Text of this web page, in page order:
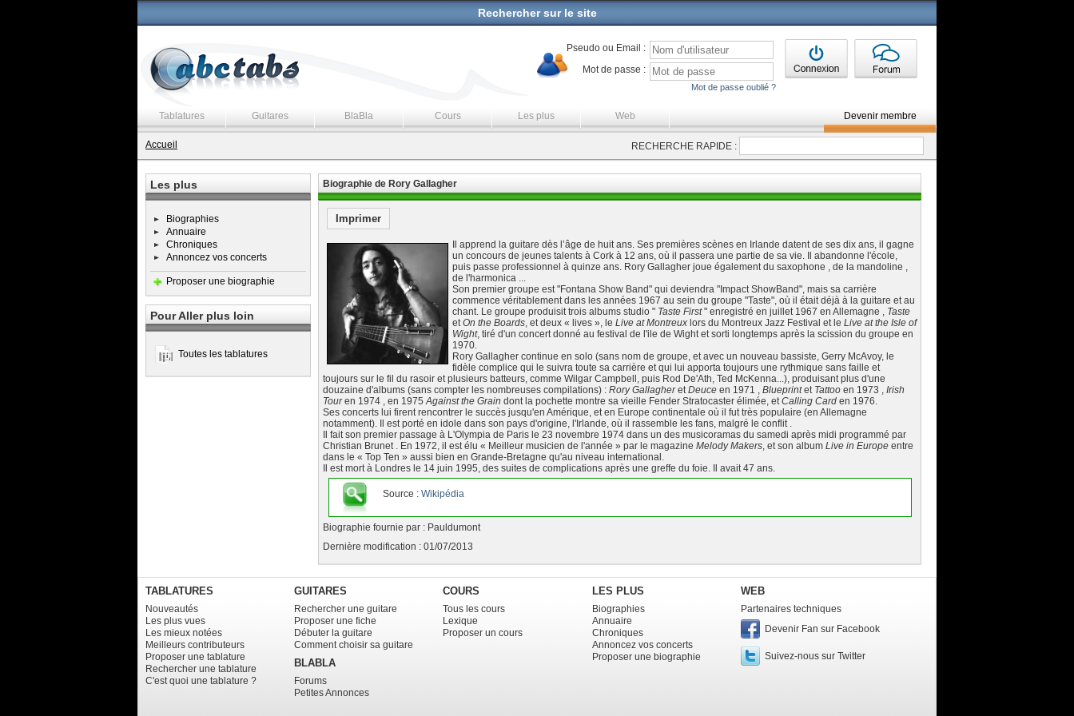
Rechercher sur le site
Pseudo ou Email :
Mot de passe :
Mot de passe oublié ?
Tablatures Guitares BlaBla Cours Les plus Web Devenir membre
Accueil RECHERCHE RAPIDE :
Les plus
Biographies
Annuaire
Chroniques
Annoncez vos concerts
Proposer une biographie
Pour Aller plus loin
Toutes les tablatures
Biographie de Rory Gallagher
Imprimer
Il apprend la guitare dès l’âge de huit ans. Ses premières scènes en Irlande datent de ses dix ans, il gagne
un concours de jeunes talents à Cork à 12 ans, où il passera une partie de sa vie. Il abandonne l'école,
puis passe professionnel à quinze ans. Rory Gallagher joue également du saxophone , de la mandoline ,
de l'harmonica ...
Son premier groupe est "Fontana Show Band" qui deviendra "Impact ShowBand", mais sa carrière
commence véritablement dans les années 1967 au sein du groupe "Taste", où il était déjà à la guitare et au
chant. Le groupe produisit trois albums studio " Taste First" enregistré en juillet 1967 en Allemagne , Taste
etOn the Boards, et deux « lives », le Live at Montreuxlors du Montreux Jazz Festival et le Live at the Isle of
Wight, tiré d'un concert donné au festival de l'ile de Wight et sorti longtemps après la scission du groupe en
1970.
Rory Gallagher continue en solo (sans nom de groupe, et avec un nouveau bassiste, Gerry McAvoy, le
fidèle complice qui le suivra toute sa carrière et qui lui apporta toujours une rythmique sans faille et
toujours sur le fil du rasoir et plusieurs batteurs, comme Wilgar Campbell, puis Rod De'Ath, Ted McKenna...), produisant plus d'une
douzaine d'albums (sans compter les nombreuses compilations) : Rory GallagheretDeuceen 1971 , Blueprintet Tattooen 1973 , Irish
Touren 1974 , en 1975Against the Grain dont la pochette montre sa vieille Fender Stratocaster élimée, etCalling Carden 1976.
Ses concerts lui firent rencontrer le succès jusqu'en Amérique, et en Europe continentale où il fut très populaire (en Allemagne
notamment). Il est porté en idole dans son pays d'origine, l'Irlande, où il rassemble les fans, malgré le conflit .
Il fait son premier passage à L'Olympia de Paris le 23 novembre 1974 dans un des musicoramas du samedi après midi programmé par
Christian Brunet . En 1972, il est élu « Meilleur musicien de l'année » par le magazine Melody Makers, et son album Live in Europeentre
dans le « Top Ten » aussi bien en Grande-Bretagne qu'au niveau international.
Il est mort à Londres le 14 juin 1995, des suites de complications après une greffe du foie. Il avait 47 ans.
Source : Wikipédia
Biographie fournie par : Pauldumont
Dernière modification : 01/07/2013
TABLATURES
Nouveautés
Les plus vues
Les mieux notées
Meilleurs contributeurs
Proposer une tablature
Rechercher une tablature
C'est quoi une tablature ?
GUITARES
Rechercher une guitare
Proposer une fiche
Débuter la guitare
Comment choisir sa guitare
BLABLA
Forums
Petites Annonces
COURS
Tous les cours
Lexique
Proposer un cours
LES PLUS
Biographies
Annuaire
Chroniques
Annoncez vos concerts
Proposer une biographie
WEB
Partenaires techniques
Devenir Fan sur Facebook
Suivez-nous sur Twitter